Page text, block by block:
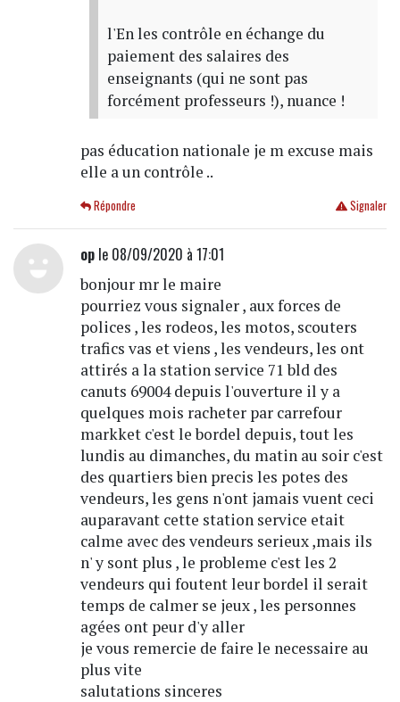
l'En les contrôle en échange du
paiement des salaires des
enseignants (qui ne sont pas
forcément professeurs !), nuance !
pas éducation nationale je m excuse mais
elle a un contrôle ..
Signaler
Répondre
ople 08/09/2020 à 17:01
bonjour mr le maire
pourriez vous signaler , aux forces de
polices , les rodeos, les motos, scouters
trafics vas et viens , les vendeurs, les ont
attirés a la station service 71 bld des
canuts 69004 depuis l'ouverture il y a
quelques mois racheter par carrefour
markket c'est le bordel depuis, tout les
lundis au dimanches, du matin au soir c'est
des quartiers bien precis les potes des
vendeurs, les gens n'ont jamais vuent ceci
auparavant cette station service etait
calme avec des vendeurs serieux ,mais ils
n' y sont plus , le probleme c'est les 2
vendeurs qui foutent leur bordel il serait
temps de calmer se jeux , les personnes
agées ont peur d'y aller
je vous remercie de faire le necessaire au
plus vite
salutations sinceres